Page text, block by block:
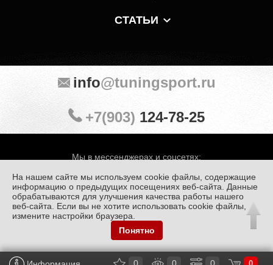
СТАТЬИ
Мы в мессенджерах и соцсетях:
info@tuningsport.ru
+7(903) 124-78-25
© «Тюнинг Спорт» 1998 — 2026
Политика конфиденциальности
Обработка персональных данных
На нашем сайте мы используем cookie файлы, содержащие
информацию о предыдущих посещениях веб-сайта. Данные
обрабатываются для улучшения качества работы нашего
веб-сайта. Если вы не хотите использовать cookie файлы,
измените настройки браузера.
Понятно